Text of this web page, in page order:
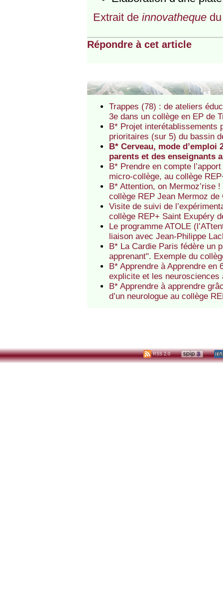
Extrait de innovathequedu
Répondre à cet article
Trappes (78) : de ateliers
3e dans un collège en EP de
B* Projet interétablissements
prioritaires (sur 5) du bassin
B* Cerveau, mode
parents et des enseignants
B* Prendre en compte
micro-collège, au collège
B* Attention, on Mermoz’rise
collège REP Jean Mermoz de
Visite de suivi de
collège REP+ Saint Exupéry
Le programme ATOLE
liaison avec Jean-Philippe
B* La Cardie Paris fédère un
apprenant". Exemple du
B* Apprendre à Apprendre en
explicite et les neurosciences
B* Apprendre à apprendre
d’un neurologue au collège
RSS 2.0